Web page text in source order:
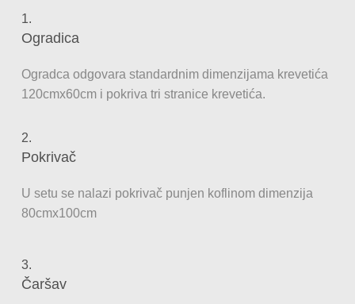
1.
Ogradica
Ogradca odgovara standardnim dimenzijama krevetića
120cmx60cm i pokriva tri stranice krevetića.
2.
Pokrivač
U setu se nalazi pokrivač punjen koflinom dimenzija
80cmx100cm
3.
Čaršav